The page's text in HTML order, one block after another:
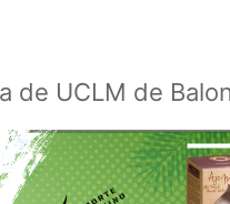
de UCLM de